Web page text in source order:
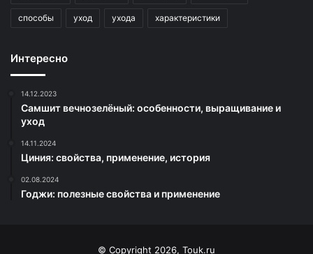
способы уход ухода характеристики
Интересно
14.12.2023
Самшит вечнозелёный: особенности, выращивание и
уход
14.11.2024
Циния: свойства, применение, история
02.08.2024
Годжи: полезные свойства и применение
© Copyright 2026, Touk.ru